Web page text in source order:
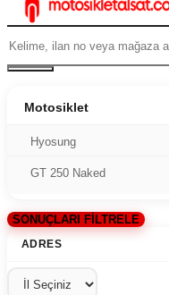
Motosiklet
Hyosung
GT 250 Naked
SONUÇLARI FİLTRELE
ADRES